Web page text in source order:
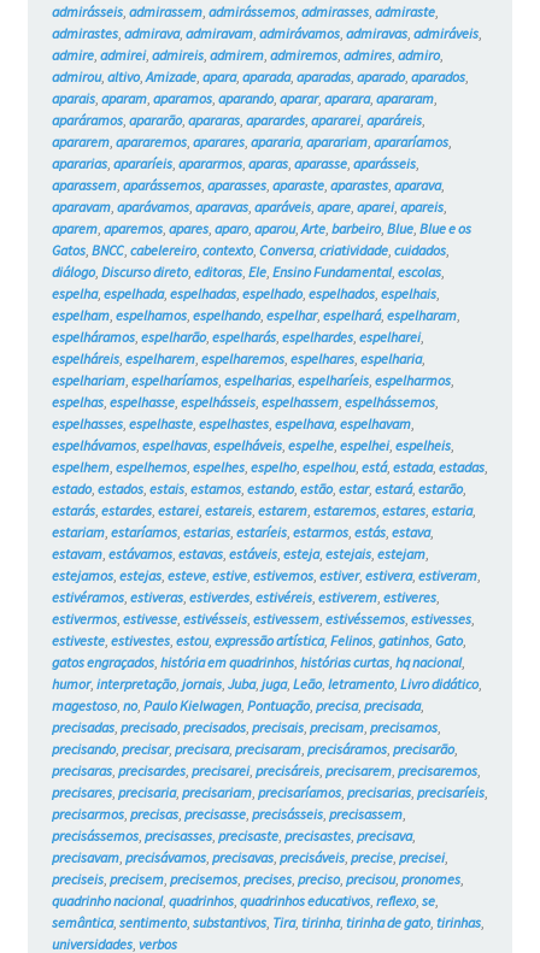
admirásseis, admirassem, admirássemos, admirasses, admiraste,
admirastes, admirava, admiravam, admirávamos, admiravas, admiráveis,
admire, admirei, admireis, admirem, admiremos, admires, admiro,
admirou, altivo, Amizade, apara, aparada, aparadas, aparado, aparados,
aparais, aparam, aparamos, aparando, aparar, aparara, apararam,
aparáramos, apararão, apararas, aparardes, apararei, aparáreis,
apararem, apararemos, aparares, apararia, aparariam, apararíamos,
apararias, apararíeis, apararmos, aparas, aparasse, aparásseis,
aparassem, aparássemos, aparasses, aparaste, aparastes, aparava,
aparavam, aparávamos, aparavas, aparáveis, apare, aparei, apareis,
aparem, aparemos, apares, aparo, aparou, Arte, barbeiro, Blue, Blue e os
Gatos, BNCC, cabelereiro, contexto, Conversa, criatividade, cuidados,
diálogo, Discurso direto, editoras, Ele, Ensino Fundamental, escolas,
espelha, espelhada, espelhadas, espelhado, espelhados, espelhais,
espelham, espelhamos, espelhando, espelhar, espelhará, espelharam,
espelháramos, espelharão, espelharás, espelhardes, espelharei,
espelháreis, espelharem, espelharemos, espelhares, espelharia,
espelhariam, espelharíamos, espelharias, espelharíeis, espelharmos,
espelhas, espelhasse, espelhásseis, espelhassem, espelhássemos,
espelhasses, espelhaste, espelhastes, espelhava, espelhavam,
espelhávamos, espelhavas, espelháveis, espelhe, espelhei, espelheis,
espelhem, espelhemos, espelhes, espelho, espelhou, está, estada, estadas,
estado, estados, estais, estamos, estando, estão, estar, estará, estarão,
estarás, estardes, estarei, estareis, estarem, estaremos, estares, estaria,
estariam, estaríamos, estarias, estaríeis, estarmos, estás, estava,
estavam, estávamos, estavas, estáveis, esteja, estejais, estejam,
estejamos, estejas, esteve, estive, estivemos, estiver, estivera, estiveram,
estivéramos, estiveras, estiverdes, estivéreis, estiverem, estiveres,
estivermos, estivesse, estivésseis, estivessem, estivéssemos, estivesses,
estiveste, estivestes, estou, expressão artística, Felinos, gatinhos, Gato,
gatos engraçados, história em quadrinhos, histórias curtas, hq nacional,
humor, interpretação, jornais, Juba, juga, Leão, letramento, Livro didático,
magestoso, no, Paulo Kielwagen, Pontuação, precisa, precisada,
precisadas, precisado, precisados, precisais, precisam, precisamos,
precisando, precisar, precisara, precisaram, precisáramos, precisarão,
precisaras, precisardes, precisarei, precisáreis, precisarem, precisaremos,
precisares, precisaria, precisariam, precisaríamos, precisarias, precisaríeis,
precisarmos, precisas, precisasse, precisásseis, precisassem,
precisássemos, precisasses, precisaste, precisastes, precisava,
precisavam, precisávamos, precisavas, precisáveis, precise, precisei,
preciseis, precisem, precisemos, precises, preciso, precisou, pronomes,
quadrinho nacional, quadrinhos, quadrinhos educativos, reflexo, se,
semântica, sentimento, substantivos, Tira, tirinha, tirinha de gato, tirinhas,
universidades, verbos